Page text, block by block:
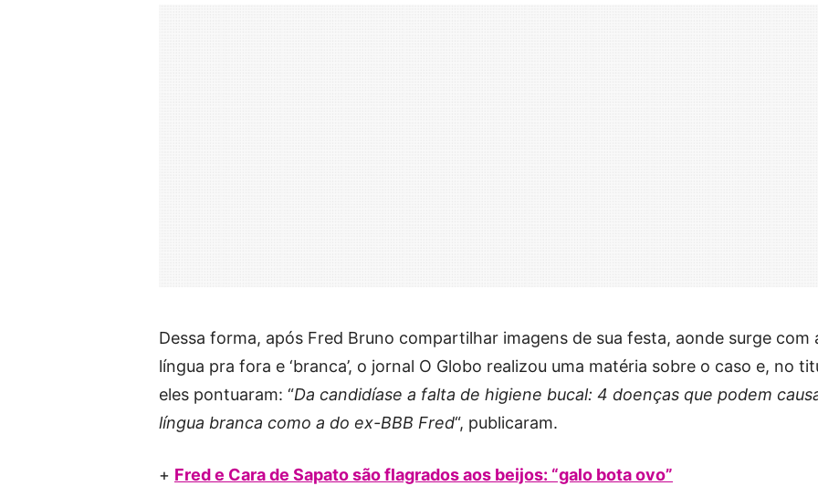
Dessa forma, após Fred Bruno compartilhar imagens de sua festa, aonde surge com
língua pra fora e ‘branca’, o jornal O Globo realizou uma matéria sobre o caso e, no
eles pontuaram: “Da candidíase a falta de higiene bucal: 4 doenças que podem
língua branca como a do ex-BBB Fred“, publicaram.
+ Fred e Cara de Sapato são flagrados aos beijos: “galo bota ovo”